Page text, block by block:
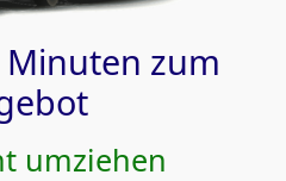
zum
umziehen